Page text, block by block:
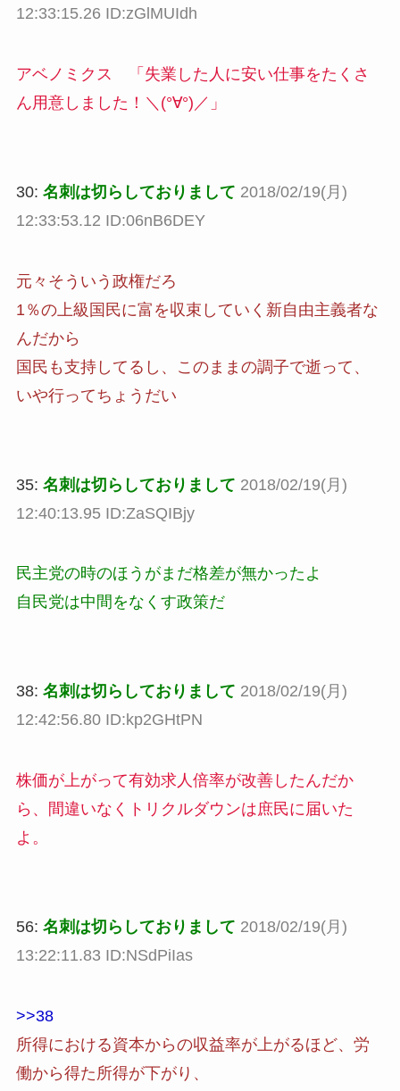
12:33:15.26 ID:zGlMUIdh
アベノミクス 「失業した人に安い仕事をたくさ
ん用意しました！＼(°∀°)／」
30: 名刺は切らしておりまして 2018/02/19(月)
12:33:53.12 ID:06nB6DEY
元々そういう政権だろ
1％の上級国民に富を収束していく新自由主義者な
んだから
国民も支持してるし、このままの調子で逝って、
いや行ってちょうだい
35: 名刺は切らしておりまして 2018/02/19(月)
12:40:13.95 ID:ZaSQIBjy
民主党の時のほうがまだ格差が無かったよ
自民党は中間をなくす政策だ
38: 名刺は切らしておりまして 2018/02/19(月)
12:42:56.80 ID:kp2GHtPN
株価が上がって有効求人倍率が改善したんだか
ら、間違いなくトリクルダウンは庶民に届いた
よ。
56: 名刺は切らしておりまして 2018/02/19(月)
13:22:11.83 ID:NSdPiIas
>>38
所得における資本からの収益率が上がるほど、労
働から得た所得が下がり、